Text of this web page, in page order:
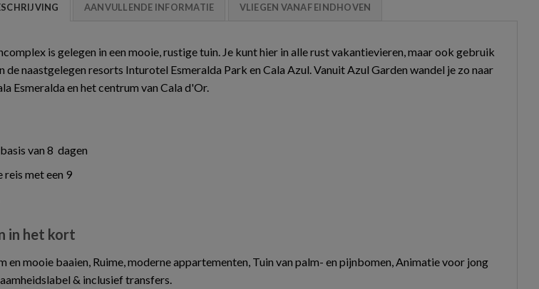
AANVULLENDE INFORMATIE VLIEGEN VANAF EINDHOVEN
is gelegen in een mooie, rustige tuin. Je kunt hier in alle rust vakantievieren, maar ook gebruik
de naastgelegen resorts Inturotel Esmeralda Park en Cala Azul. Vanuit Azul Garden wandel je zo naar
Esmeralda en het centrum van Cala d'Or.
van 8 dagen
reis met een 9
in het kort
mooie baaien, Ruime, moderne appartementen, Tuin van palm- en pijnbomen, Animatie voor jong
& inclusief transfers.